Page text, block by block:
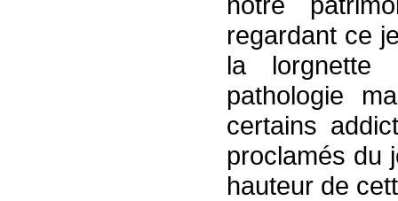
regardant ce
la lorgnette
pathologie
certains
proclamés du
hauteur de